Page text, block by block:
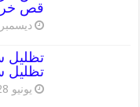
قص
ديسمبر 18, 2024
تظليل
يونيو 28, 2024